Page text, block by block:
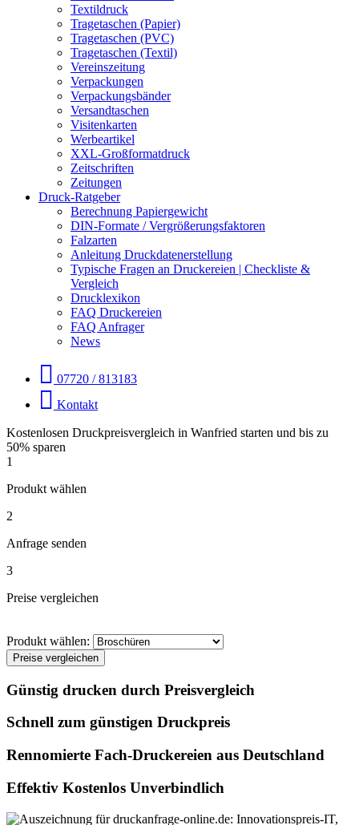
Textildruck
Tragetaschen (Papier)
Tragetaschen (PVC)
Tragetaschen (Textil)
Vereinszeitung
Verpackungen
Verpackungsbänder
Versandtaschen
Visitenkarten
Werbeartikel
XXL-Großformatdruck
Zeitschriften
Zeitungen
Druck-Ratgeber
Berechnung Papiergewicht
DIN-Formate / Vergrößerungsfaktoren
Falzarten
Anleitung Druckdatenerstellung
Typische Fragen an Druckereien | Checkliste &
Vergleich
Drucklexikon
FAQ Druckereien
FAQ Anfrager
News
07720 / 813183
Kontakt
Kostenlosen Druckpreisvergleich in Wanfried starten und bis zu
50% sparen
1
Produkt wählen
2
Anfrage senden
3
Preise vergleichen
Produkt wählen:
Preise vergleichen
Günstig drucken durch Preisvergleich
Schnell zum günstigen Druckpreis
Rennomierte Fach-Druckereien aus Deutschland
Effektiv Kostenlos Unverbindlich